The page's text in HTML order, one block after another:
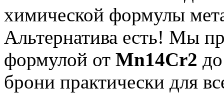
химической формулы
Альтернатива есть! Мы
формулой от Mn14Cr2 до
брони практически для